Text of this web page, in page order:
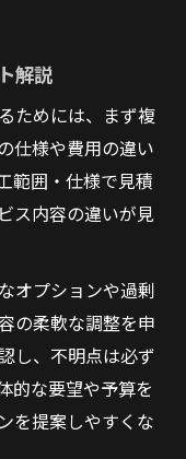
解説
ためには、まず複
仕様や費用の違い
範囲・仕様で見積
ス内容の違いが見
オプションや過剰
の柔軟な調整を申
し、不明点は必ず
的な要望や予算を
を提案しやすくな